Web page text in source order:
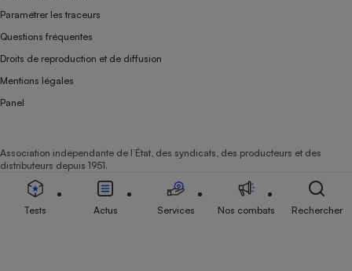
Paramétrer les traceurs
Questions fréquentes
Droits de reproduction et de diffusion
Mentions légales
Panel
Association indépendante de l’État, des syndicats, des producteurs et des
distributeurs depuis 1951.
Tests Actus Services Nos combats Rechercher